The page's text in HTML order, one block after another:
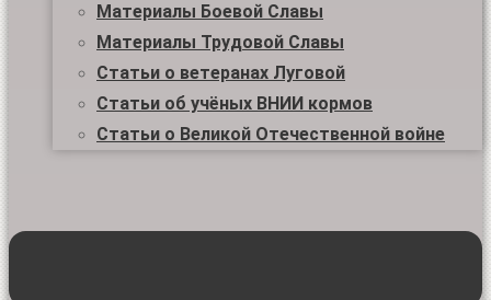
Материалы Боевой Славы
Материалы Трудовой Славы
Статьи о ветеранах Луговой
Статьи об учёных ВНИИ кормов
Статьи о Великой Отечественной войне